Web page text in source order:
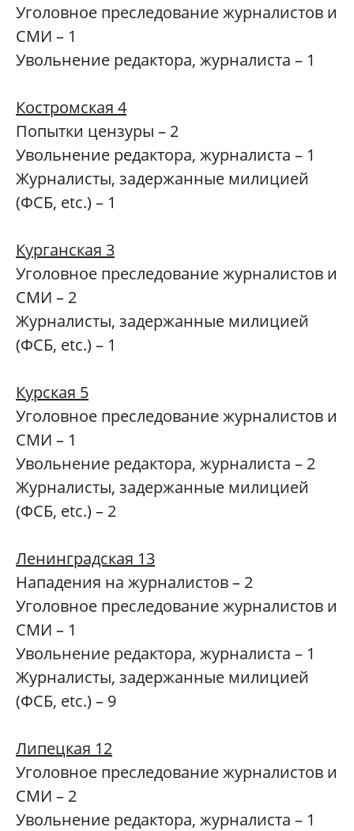
Уголовное преследование журналистов и
СМИ – 1
Увольнение редактора, журналиста – 1
Костромская 4
Попытки цензуры – 2
Увольнение редактора, журналиста – 1
Журналисты, задержанные милицией
(ФСБ, etc.) – 1
Курганская 3
Уголовное преследование журналистов и
СМИ – 2
Журналисты, задержанные милицией
(ФСБ, etc.) – 1
Курская 5
Уголовное преследование журналистов и
СМИ – 1
Увольнение редактора, журналиста – 2
Журналисты, задержанные милицией
(ФСБ, etc.) – 2
Ленинградская 13
Нападения на журналистов – 2
Уголовное преследование журналистов и
СМИ – 1
Увольнение редактора, журналиста – 1
Журналисты, задержанные милицией
(ФСБ, etc.) – 9
Липецкая 12
Уголовное преследование журналистов и
СМИ – 2
Увольнение редактора, журналиста – 1